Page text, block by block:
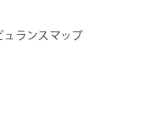
ランスマップ